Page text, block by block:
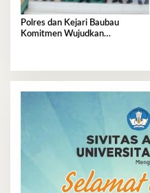
Polres dan Kejari Baubau
Komitmen Wujudkan